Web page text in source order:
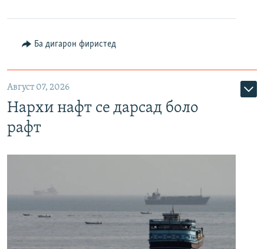
Ба дигарон фиристед
Август 07, 2026
Нархи нафт се дарсад боло
рафт